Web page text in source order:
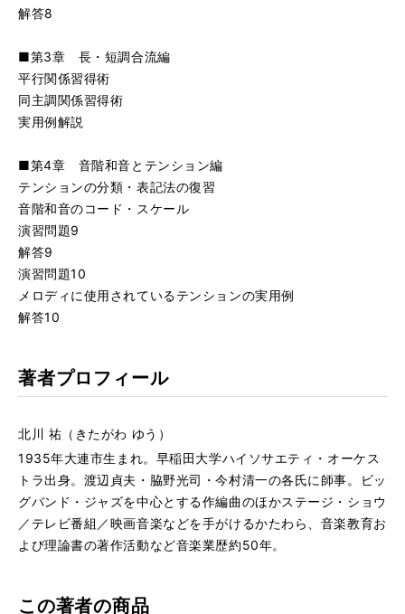
解答8
■第3章 長・短調合流編
平行関係習得術
同主調関係習得術
実用例解説
■第4章 音階和音とテンション編
テンションの分類・表記法の復習
音階和音のコード・スケール
演習問題9
解答9
演習問題10
メロディに使用されているテンションの実用例
解答10
著者プロフィール
北川 祐（きたがわ ゆう）
1935年大連市生まれ。早稲田大学ハイソサエティ・オーケス
トラ出身。渡辺貞夫・脇野光司・今村清一の各氏に師事。ビッ
グバンド・ジャズを中心とする作編曲のほかステージ・ショウ
／テレビ番組／映画音楽などを手がけるかたわら、音楽教育お
よび理論書の著作活動など音楽業歴約50年。
この著者の商品